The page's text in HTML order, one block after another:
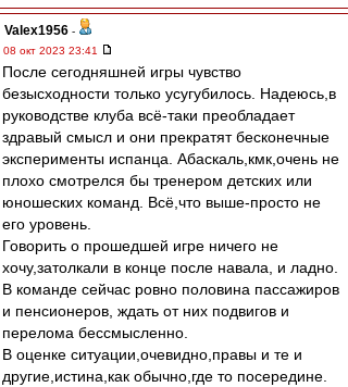
Valex1956 -
08 окт 2023 23:41
После сегодняшней игры чувство
безысходности только усугубилось. Надеюсь,в
руководстве клуба всё-таки преобладает
здравый смысл и они прекратят бесконечные
эксперименты испанца. Абаскаль,кмк,очень не
плохо смотрелся бы тренером детских или
юношеских команд. Всё,что выше-просто не
его уровень.
Говорить о прошедшей игре ничего не
хочу,затолкали в конце после навала, и ладно.
В команде сейчас ровно половина пассажиров
и пенсионеров, ждать от них подвигов и
перелома бессмысленно.
В оценке ситуации,очевидно,правы и те и
другие,истина,как обычно,где то посередине.